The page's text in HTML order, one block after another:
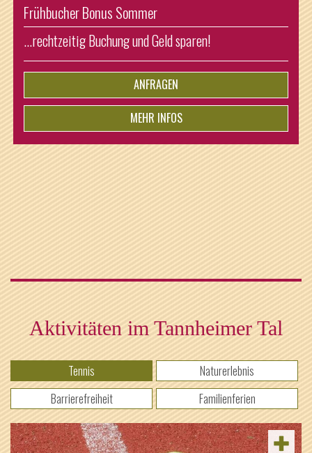
Sommer
und Geld sparen!
schenken wir Ihnen
Aktivitäten im Tannheimer Tal
Tennis
Naturerlebnis
Barrierefreiheit
Familienferien